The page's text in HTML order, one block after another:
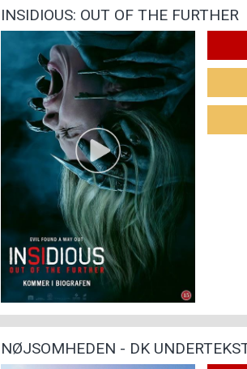
INSIDIOUS: OUT OF THE FURTHER
NØJSOMHEDEN - DK